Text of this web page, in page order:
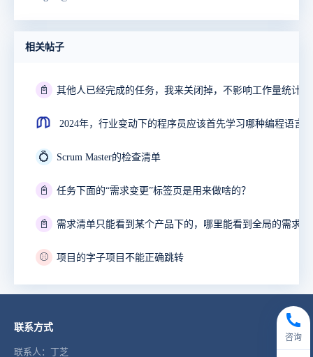
相关帖子
📓
2024年，行业变动下的程序员应该首先学习哪种编程语言？
💍 Scrum Master的检查清单
📓 任务下面的“需求变更”标签页是用来做啥的？
📓 需求清单只能看到某个产品下的，哪里能看到全局的需求清
⚾ 项目的字子项目不能正确跳转
联系方式
联系人：丁芝
咨询